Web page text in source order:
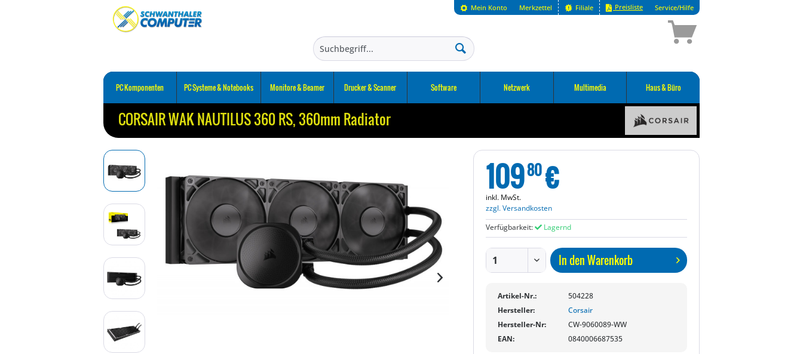
Mein Konto Merkzettel Filiale Preisliste Service/Hilfe
PC Komponenten PC Systeme & Notebooks Monitore & Beamer Drucker & Scanner Software Netzwerk Multimedia Haus & Büro
CORSAIR WAK NAUTILUS 360 RS, 360mm Radiator
10980€
inkl. MwSt.
zzgl. Versandkosten
Verfügbarkeit:
Lagernd
In denWarenkorb
Artikel-Nr.:
504228
Hersteller:
Corsair
Hersteller-Nr:
CW-9060089-WW
EAN:
0840006687535